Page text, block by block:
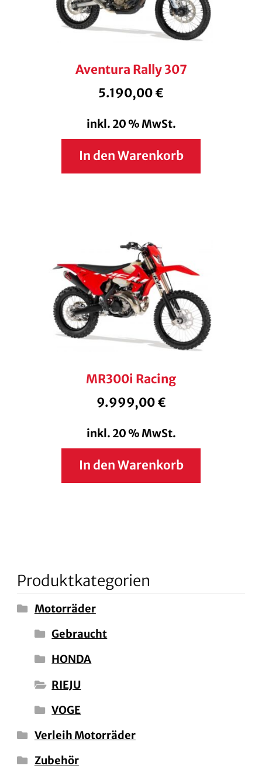
Aventura Rally 307
5.190,00€
inkl. 20 % MwSt.
In den Warenkorb
MR300i Racing
9.999,00€
inkl. 20 % MwSt.
In den Warenkorb
Produktkategorien
Motorräder
Gebraucht
HONDA
RIEJU
VOGE
Verleih Motorräder
Zubehör